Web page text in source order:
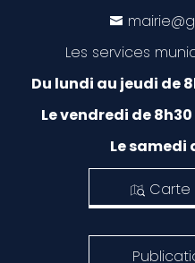
Les services
Du lundi au jeudi de
Le vendredi de 8h30
Le samedi
Carte